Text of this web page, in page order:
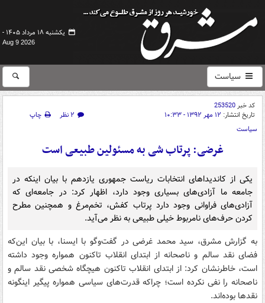
یکشنبه ۱۸ مرداد ۱۴۰۵ -
Aug 9 2026
سیاست
کد خبر253520
تاریخ انتشار: ۱۲ مهر ۱۳۹۲ - ۱۰:۳۳ ۲ نظر
چاپ
سیاست
غرضی: پرتاب شی به مسئولین طبیعی است
یکی از کاندیداهای انتخابات ریاست جمهوری یازدهم با بیان اینکه در
جامعه ما آزادی‌های بسیاری وجود دارد، اظهار کرد: در جامعه‌ای که
آزادی‌های فراوانی وجود دارد پرتاب کفش‌، تخم‌مرغ و همچنین مطرح
کردن حرف‌های نامربوط خیلی طبیعی به نظر می‌آید.
به گزارش مشرق، سید محمد غرضی در گفت‌وگو با ایسنا، با بیان این‌که
فضای نقد سالم و ناصحانه از ابتدای انقلاب تاکنون همواره وجود داشته
است، خاطرنشان کرد: از ابتدای انقلاب تاکنون هیچگاه شخصی نقد سالم و
ناصحانه را نفی نکرده است؛ چراکه قدرت‌های سیاسی همواره پیگیر اینگونه
نقدها بوده‌اند.